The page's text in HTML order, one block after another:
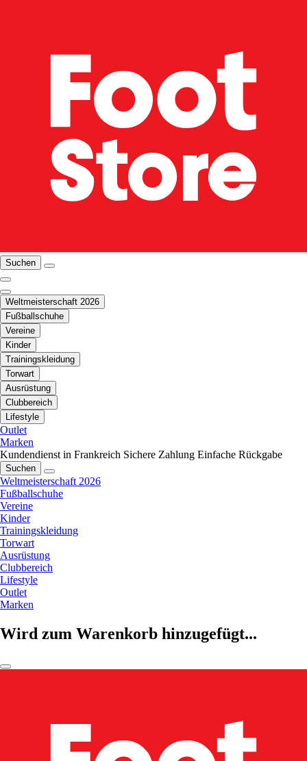
Suchen
Weltmeisterschaft 2026
Fußballschuhe
Vereine
Kinder
Trainingskleidung
Torwart
Ausrüstung
Clubbereich
Lifestyle
Outlet
Marken
Kundendienst in Frankreich Sichere Zahlung Einfache Rückgabe
Suchen
Weltmeisterschaft 2026
Fußballschuhe
Vereine
Kinder
Trainingskleidung
Torwart
Ausrüstung
Clubbereich
Lifestyle
Outlet
Marken
Wird zum Warenkorb hinzugefügt...